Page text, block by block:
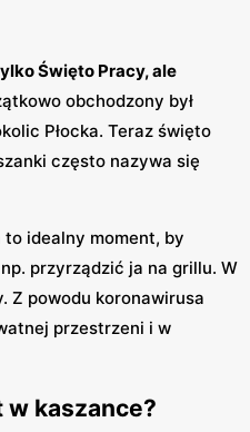
Święto Pracy, ale
obchodzony był
Płocka. Teraz święto
często nazywa się
idealny moment, by
przyrządzić ja na grillu. W
Z powodu koronawirusa
przestrzeni i w
kaszance?